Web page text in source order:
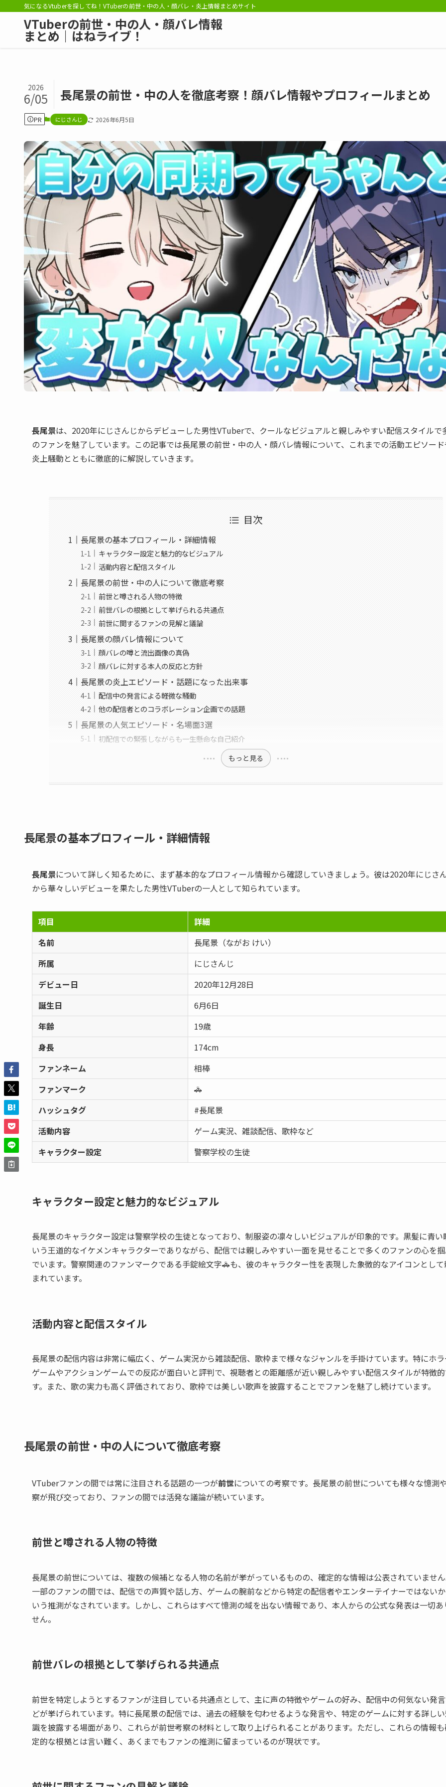
気になるVtuberを探してね！VTuberの前世・中の人・顔バレ・炎上情報まとめサイト
VTuberの前世・中の人・顔バレ情報
まとめ｜はねライブ！
長尾景の前世・中の人を徹底考察！顔バレ情報やプロフィールまとめ
2026
6/05
PR にじさんじ 2026年6月5日
長尾景は、2020年にじさんじからデビューした男性VTuberで、クールなビジュアルと親しみやすい配信スタイルで
のファンを魅了しています。この記事では長尾景の前世・中の人・顔バレ情報について、これまでの活動エピソード
炎上騒動とともに徹底的に解説していきます。
目次
長尾景の基本プロフィール・詳細情報
キャラクター設定と魅力的なビジュアル
活動内容と配信スタイル
長尾景の前世・中の人について徹底考察
前世と噂される人物の特徴
前世バレの根拠として挙げられる共通点
前世に関するファンの見解と議論
長尾景の顔バレ情報について
顔バレの噂と流出画像の真偽
顔バレに対する本人の反応と方針
長尾景の炎上エピソード・話題になった出来事
配信中の発言による軽微な騒動
他の配信者とのコラボレーション企画での話題
長尾景の人気エピソード・名場面3選
初配信での緊張しながらも一生懸命な自己紹介
もっと見る
長尾景の基本プロフィール・詳細情報
長尾景について詳しく知るために、まず基本的なプロフィール情報から確認していきましょう。彼は2020年にじさ
から華々しいデビューを果たした男性VTuberの一人として知られています。
項目
詳細
名前
長尾景（ながお けい）
所属
にじさんじ
デビュー日
2020年12月28日
誕生日
6月6日
年齢
19歳
身長
174cm
ファンネーム
相棒
ファンマーク
🚓
ハッシュタグ
#長尾景
活動内容
ゲーム実況、雑談配信、歌枠など
キャラクター設定
警察学校の生徒
キャラクター設定と魅力的なビジュアル
長尾景のキャラクター設定は警察学校の生徒となっており、制服姿の凛々しいビジュアルが印象的です。黒髪に青い
いう王道的なイケメンキャラクターでありながら、配信では親しみやすい一面を見せることで多くのファンの心を
でいます。警察関連のファンマークである手錠絵文字🚓も、彼のキャラクター性を表現した象徴的なアイコンとして
まれています。
活動内容と配信スタイル
長尾景の配信内容は非常に幅広く、ゲーム実況から雑談配信、歌枠まで様々なジャンルを手掛けています。特にホラ
ゲームやアクションゲームでの反応が面白いと評判で、視聴者との距離感が近い親しみやすい配信スタイルが特徴
す。また、歌の実力も高く評価されており、歌枠では美しい歌声を披露することでファンを魅了し続けています。
長尾景の前世・中の人について徹底考察
VTuberファンの間では常に注目される話題の一つが前世についての考察です。長尾景の前世についても様々な憶測
察が飛び交っており、ファンの間では活発な議論が続いています。
前世と噂される人物の特徴
長尾景の前世については、複数の候補となる人物の名前が挙がっているものの、確定的な情報は公表されていません
一部のファンの間では、配信での声質や話し方、ゲームの腕前などから特定の配信者やエンターテイナーではない
いう推測がなされています。しかし、これらはすべて憶測の域を出ない情報であり、本人からの公式な発表は一切あ
せん。
前世バレの根拠として挙げられる共通点
前世を特定しようとするファンが注目している共通点として、主に声の特徴やゲームの好み、配信中の何気ない発
どが挙げられています。特に長尾景の配信では、過去の経験を匂わせるような発言や、特定のゲームに対する詳し
識を披露する場面があり、これらが前世考察の材料として取り上げられることがあります。ただし、これらの情報
定的な根拠とは言い難く、あくまでもファンの推測に留まっているのが現状です。